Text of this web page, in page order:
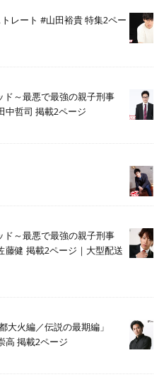
トレート #山田裕貴 特集2ペー
ド～最悪で最強の親子刑事
中哲司 掲載2ページ
ド～最悪で最強の親子刑事
健 掲載2ページ｜大型配送
大火編／伝説の最期編」
高 掲載2ページ